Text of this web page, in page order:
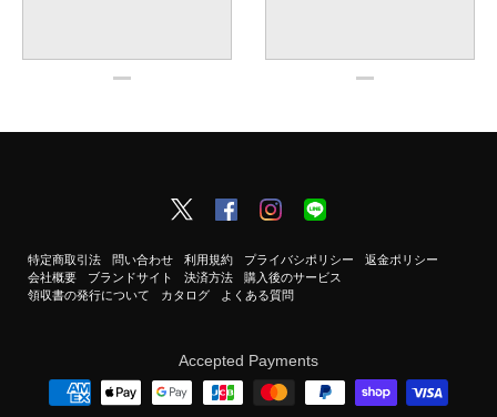
特定商取引法 問い合わせ 利用規約 プライバシポリシー
返金ポリシー
会社概要
ブランドサイト 決済方法
購入後のサービス
領収書の発行について
カタログ よくある質問
Accepted Payments